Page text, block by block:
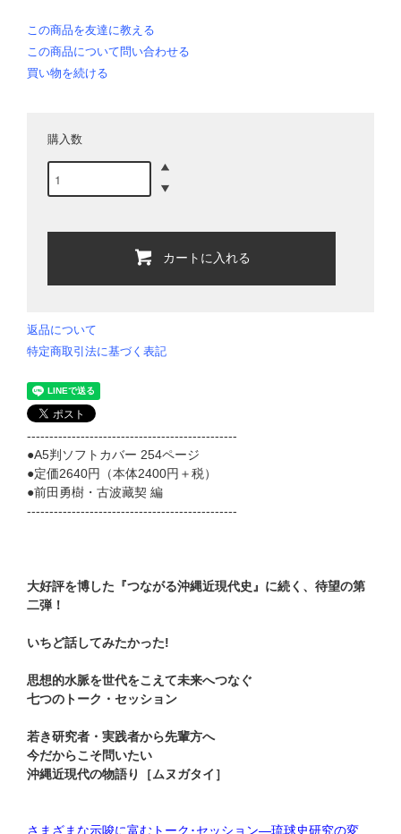
この商品を友達に教える
この商品について問い合わせる
買い物を続ける
購入数
カートに入れる
返品について
特定商取引法に基づく表記
-----------------------------------------------
●A5判ソフトカバー 254ページ
●定価2640円（本体2400円＋税）
●前田勇樹・古波藏契 編
-----------------------------------------------
大好評を博した『つながる沖縄近現代史』に続く、待望の第
二弾！
いちど話してみたかった!
思想的水脈を世代をこえて未来へつなぐ
七つのトーク・セッション
若き研究者・実践者から先輩方へ
今だからこそ問いたい
沖縄近現代の物語り［ムヌガタイ］
さまざまな示唆に富むトーク･セッション―琉球史研究の変